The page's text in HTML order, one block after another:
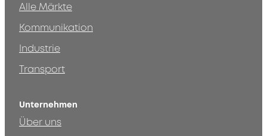
Alle Märkte
Kommunikation
Industrie
Transport
Unternehmen
Über uns